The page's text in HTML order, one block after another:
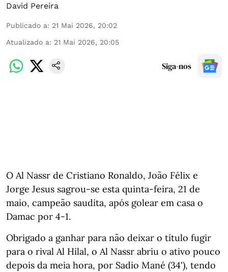
David Pereira
Publicado a: 21 Mai 2026, 20:02
Atualizado a: 21 Mai 2026, 20:05
Siga-nos
O Al Nassr de Cristiano Ronaldo, João Félix e
Jorge Jesus sagrou-se esta quinta-feira, 21 de
maio, campeão saudita, após golear em casa o
Damac por 4-1.
Obrigado a ganhar para não deixar o título fugir
para o rival Al Hilal, o Al Nassr abriu o ativo pouco
depois da meia hora, por Sadio Mané (34'), tendo